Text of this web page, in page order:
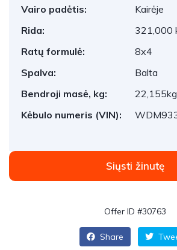
Vairo padėtis:
Kairėje
Rida:
321,000
Ratų formulė:
8x4
Spalva:
Balta
Bendroji masė, kg:
Kėbulo numeris (VIN):
Siųsti žinutę
Offer ID #30763
Share